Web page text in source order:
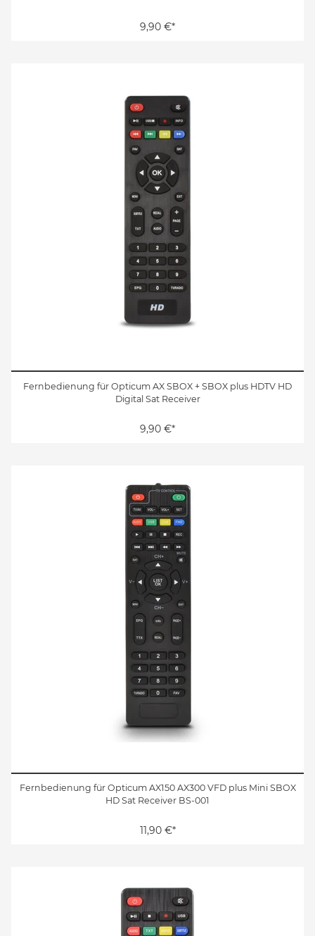
9,90 €*
Fernbedienung für Opticum AX SBOX + SBOX plus HDTV HD
Digital Sat Receiver
9,90 €*
Fernbedienung für Opticum AX150 AX300 VFD plus Mini SBOX
HD Sat Receiver BS-001
11,90 €*